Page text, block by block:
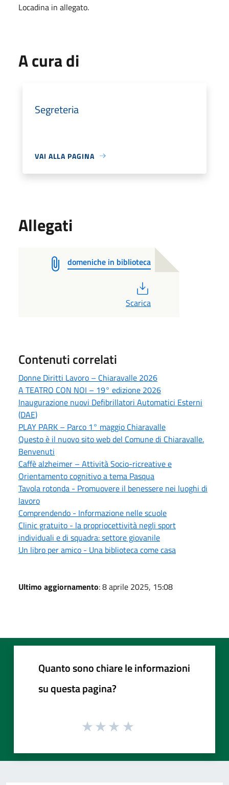
Locadina in allegato.
A cura di
Segreteria
VAI ALLA PAGINA
Allegati
domeniche in biblioteca
Scarica
Contenuti correlati
Donne Diritti Lavoro – Chiaravalle 2026
A TEATRO CON NOI – 19° edizione 2026
Inaugurazione nuovi Defibrillatori Automatici Esterni
(DAE)
PLAY PARK – Parco 1° maggio Chiaravalle
Questo è il nuovo sito web del Comune di Chiaravalle.
Benvenuti
Caffè alzheimer – Attività Socio-ricreative e
Orientamento cognitivo a tema Pasqua
Tavola rotonda - Promuovere il benessere nei luoghi di
lavoro
Comprendendo - Informazione nelle scuole
Clinic gratuito - la propriocettività negli sport
individuali e di squadra: settore giovanile
Un libro per amico - Una biblioteca come casa
Ultimo aggiornamento: 8 aprile 2025, 15:08
Quanto sono chiare le informazioni
su questa pagina?